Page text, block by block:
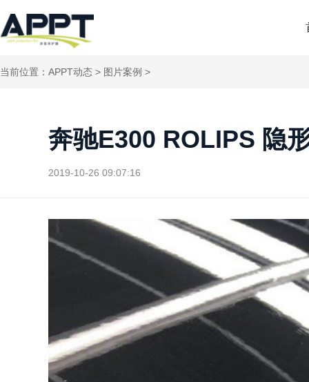
当前位置： APPT动态 > 图片案例 >
奔驰E300 ROLIPS 隐
2019-10-26 09:07:16